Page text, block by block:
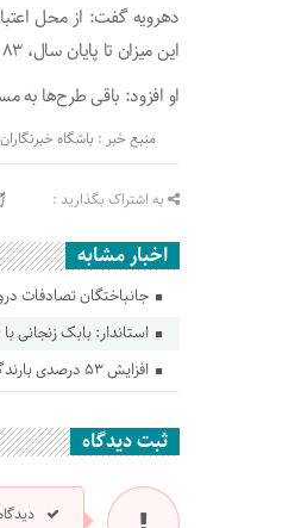
این میزان تا پایان سال، ۸۳ هزارمترمربع به اتمام رسیده و درآغاز سال نو به بهره برداری خواهد رسید.
او افزود: باقی طرح‌ها به مساحت ۴۰ هزار مترمربع هم در اوایل سال نو
منبع خبر : باشگاه
به اشتراک بگذارید :
اخبار مشابه
جانباختگان تصادفات درون‌شهری
استاندار: بابک زنجانی با ۱۱ هلدینگ اقتصادی پیگیر سرمایه‌گذاری در گلستان است
افزایش ۵۳ درصدی بارندگی‌ها در گلستان
ثبت دیدگاه